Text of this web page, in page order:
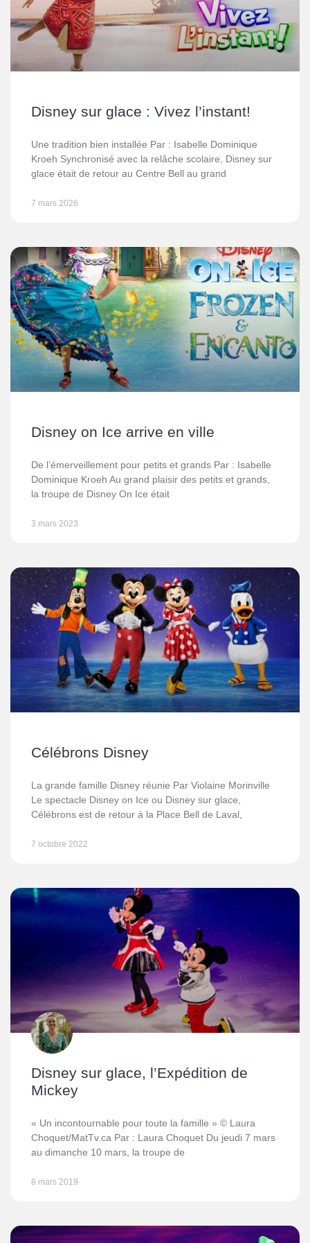
Disney sur glace : Vivez l’instant!
Une tradition bien installée Par : Isabelle Dominique
Kroeh Synchronisé avec la relâche scolaire, Disney sur
glace était de retour au Centre Bell au grand
7 mars 2026
Disney on Ice arrive en ville
De l’émerveillement pour petits et grands Par : Isabelle
Dominique Kroeh Au grand plaisir des petits et grands,
la troupe de Disney On Ice était
3 mars 2023
Célébrons Disney
La grande famille Disney réunie Par Violaine Morinville
Le spectacle Disney on Ice ou Disney sur glace,
Célébrons est de retour à la Place Bell de Laval,
7 octobre 2022
Disney sur glace, l’Expédition de
Mickey
« Un incontournable pour toute la famille » © Laura
Choquet/MatTv.ca Par : Laura Choquet Du jeudi 7 mars
au dimanche 10 mars, la troupe de
8 mars 2019